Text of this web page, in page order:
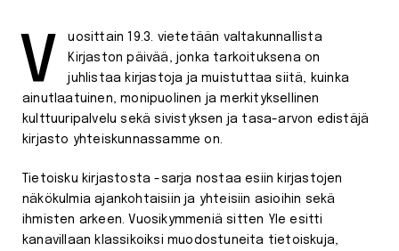
Vuosittain 19.3. vietetään valtakunnallista
Kirjaston päivää, jonka tarkoituksena on
juhlistaa kirjastoja ja muistuttaa siitä, kuinka
ainutlaatuinen, monipuolinen ja merkityksellinen
kulttuuripalvelu sekä sivistyksen ja tasa-arvon edistäjä
kirjasto yhteiskunnassamme on.
Tietoisku kirjastosta -sarja nostaa esiin kirjastojen
näkökulmia ajankohtaisiin ja yhteisiin asioihin sekä
ihmisten arkeen. Vuosikymmeniä sitten Yle esitti
kanavillaan klassikoiksi muodostuneita tietoiskuja,